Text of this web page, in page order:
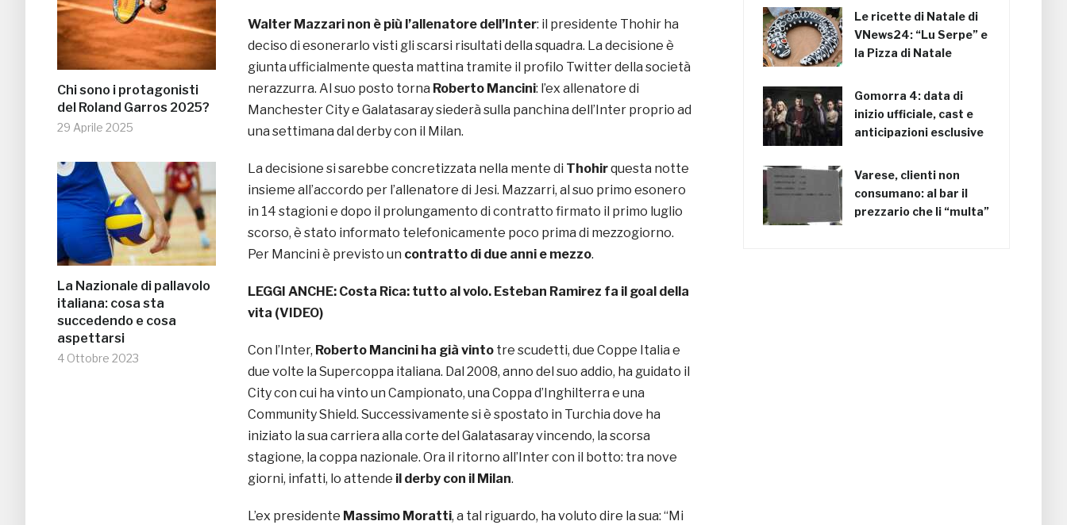
Chi sono i protagonisti
del Roland Garros 2025?
29 Aprile 2025
La Nazionale di pallavolo
italiana: cosa sta
succedendo e cosa
aspettarsi
4 Ottobre 2023
Walter Mazzari non è più l’allenatore dell’Inter: il presidente Thohir ha
deciso di esonerarlo visti gli scarsi risultati della squadra. La decisione è
giunta ufficialmente questa mattina tramite il profilo Twitter della società
nerazzurra. Al suo posto torna Roberto Mancini: l’ex allenatore di
Manchester City e Galatasaray siederà sulla panchina dell’Inter proprio ad
una settimana dal derby con il Milan.
La decisione si sarebbe concretizzata nella mente di Thohirquesta notte
insieme all’accordo per l’allenatore di Jesi. Mazzarri, al suo primo esonero
in 14 stagioni e dopo il prolungamento di contratto firmato il primo luglio
scorso, è stato informato telefonicamente poco prima di mezzogiorno.
Per Mancini è previsto un contratto di due anni e mezzo.
LEGGI ANCHE: Costa Rica: tutto al volo. Esteban Ramirez fa il goal della
vita (VIDEO)
Con l’Inter, Roberto Mancini ha già vinto tre scudetti, due Coppe Italia e
due volte la Supercoppa italiana. Dal 2008, anno del suo addio, ha guidato il
City con cui ha vinto un Campionato, una Coppa d’Inghilterra e una
Community Shield. Successivamente si è spostato in Turchia dove ha
iniziato la sua carriera alla corte del Galatasaray vincendo, la scorsa
stagione, la coppa nazionale. Ora il ritorno all’Inter con il botto: tra nove
giorni, infatti, lo attende il derby con il Milan.
L’ex presidente Massimo Moratti, a tal riguardo, ha voluto dire la sua: “Mi
Le ricette di Natale di
VNews24: “Lu Serpe” e
la Pizza di Natale
Gomorra 4: data di
inizio ufficiale, cast e
anticipazioni esclusive
Varese, clienti non
consumano: al bar il
prezzario che li “multa”